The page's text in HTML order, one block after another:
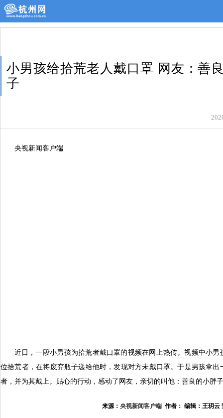
小男孩给拾荒老人戴口罩 网友：善
子
央视新闻客户端
近日，一段小男孩为拾荒者戴口罩的视频在网上热传。视频中小男
位拾荒者，在将废弃瓶子递给他时，发现对方未戴口罩。于是男孩拿出
者，并为其戴上。贴心的行动，感动了网友，亲切的叫他：善良的小胖
来源： 央视新闻客户端 作者： 编辑：王玥云